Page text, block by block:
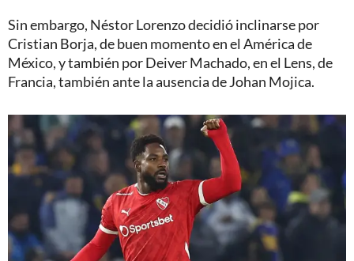
Sin embargo, Néstor Lorenzo decidió inclinarse por
Cristian Borja, de buen momento en el América de
México, y también por Deiver Machado, en el Lens, de
Francia, también ante la ausencia de Johan Mojica.